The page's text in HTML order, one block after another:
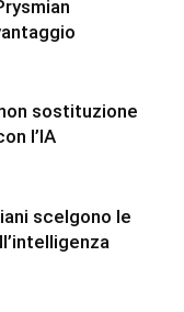
sostituzione
l’IA
scelgono le